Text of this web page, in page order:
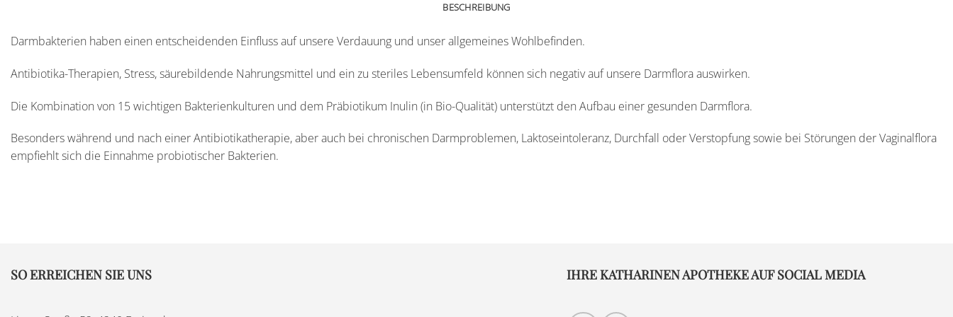
BESCHREIBUNG
Darmbakterien haben einen entscheidenden Einfluss auf unsere Verdauung und unser allgemeines Wohlbefinden.
Antibiotika-Therapien, Stress, säurebildende Nahrungsmittel und ein zu steriles Lebensumfeld können sich negativ auf unsere Darmflora auswirken.
Die Kombination von 15 wichtigen Bakterienkulturen und dem Präbiotikum Inulin (in Bio-Qualität) unterstützt den Aufbau einer gesunden Darmflora.
Besonders während und nach einer Antibiotikatherapie, aber auch bei chronischen Darmproblemen, Laktoseintoleranz, Durchfall oder Verstopfung sowie bei Störungen der Vaginalflora
empfiehlt sich die Einnahme probiotischer Bakterien.
SO ERREICHEN SIE UNS IHRE KATHARINEN APOTHEKE AUF SOCIAL MEDIA